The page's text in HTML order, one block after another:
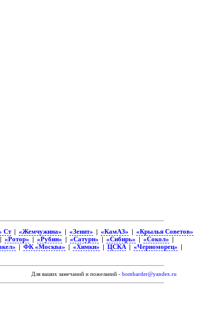
Ст| «Жемчужина» | «Зенит» | «КамАЗ» | «Крылья Советов»
| «Ротор» | «Рубин» | «Сатурн» | «Сибирь» | «Сокол» |
| ФК «Москва» | «Химки» | ЦСКА| «Черноморец» |
Для ваших замечаний и пожеланий - bombarder@yandex.ru